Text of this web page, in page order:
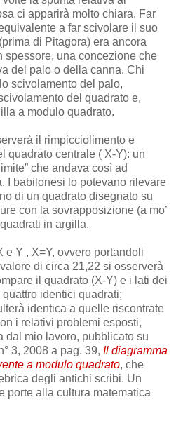
ci apparirà molto chiara. Far
a far scivolare il suo
di Pitagora) era ancora
spessore, una concezione che
del palo o della canna. Chi
scivolamento del palo,
del quadrato e,
a modulo quadrato.
il rimpicciolimento e
quadrato centrale ( X-Y): un
che andava così ad
I babilonesi lo potevano rilevare
di un quadrato disegnato su
con la sovrapposizione (a mo’
in argilla.
Y , X=Y, ovvero portandoli
di circa 21,22 si osserverà
il quadrato (X-Y) e i lati dei
identici quadrati;
identica a quelle riscontrate
i relativi problemi esposti,
dal mio lavoro, pubblicato su
3, 2008 a pag. 39, Il diagramma
a modulo quadrato, che
degli antichi scribi. Un
porte alla cultura matematica